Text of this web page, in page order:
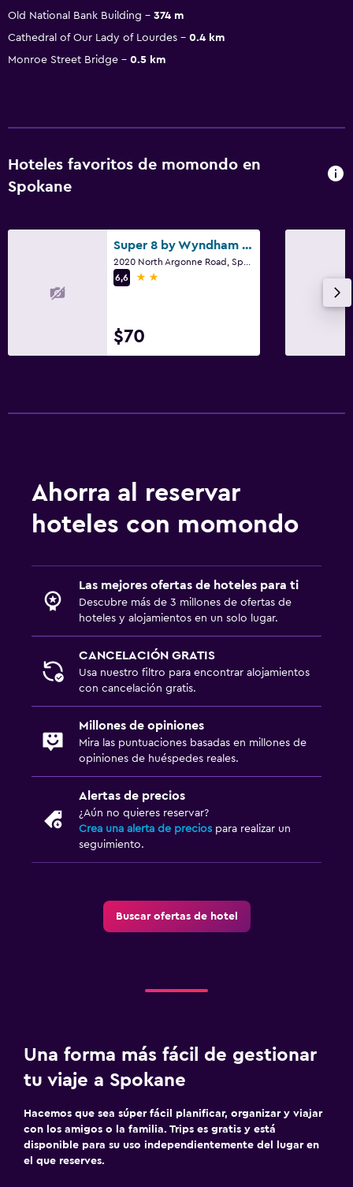
Old National Bank Building
374 m
Cathedral of Our Lady of Lourdes
0.4 km
Monroe Street Bridge
0.5 km
Hoteles favoritos de momondo en
Spokane
Super 8 by Wyndham Spokane Valley
6,6
2 estrellas
$70
Ahorra al reservar
hoteles con momondo
Las mejores ofertas de hoteles para ti
Descubre más de 3 millones de ofertas de
hoteles y alojamientos en un solo lugar.
CANCELACIÓN GRATIS
Usa nuestro filtro para encontrar alojamientos
con cancelación gratis.
Millones de opiniones
Mira las puntuaciones basadas en millones de
opiniones de huéspedes reales.
Alertas de precios
¿Aún no quieres reservar?
Crea una alerta de precios para realizar un
seguimiento.
Buscar ofertas de hotel
Una forma más fácil de gestionar
tu viaje a Spokane
Hacemos que sea súper fácil planificar, organizar y viajar
con los amigos o la familia. Trips es gratis y está
disponible para su uso independientemente del lugar en
el que reserves.